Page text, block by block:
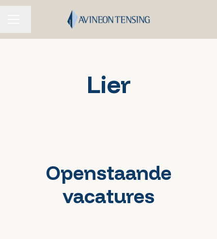
Lier
Openstaande
vacatures